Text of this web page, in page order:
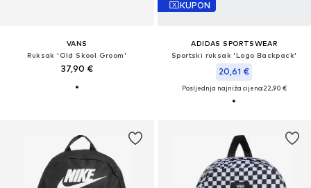
VANS
Ruksak 'Old Skool Groom'
37,90 €
KUPON
ADIDAS SPORTSWEAR
Sportski ruksak 'Logo Backpack'
20,61 €
Posljednja najniža cijena:22,90 €